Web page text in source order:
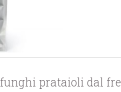
prataioli dal